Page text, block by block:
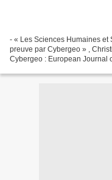
- « Les Sciences Humaines et
preuve par Cybergeo » ,
Cybergeo : European Journal
http://